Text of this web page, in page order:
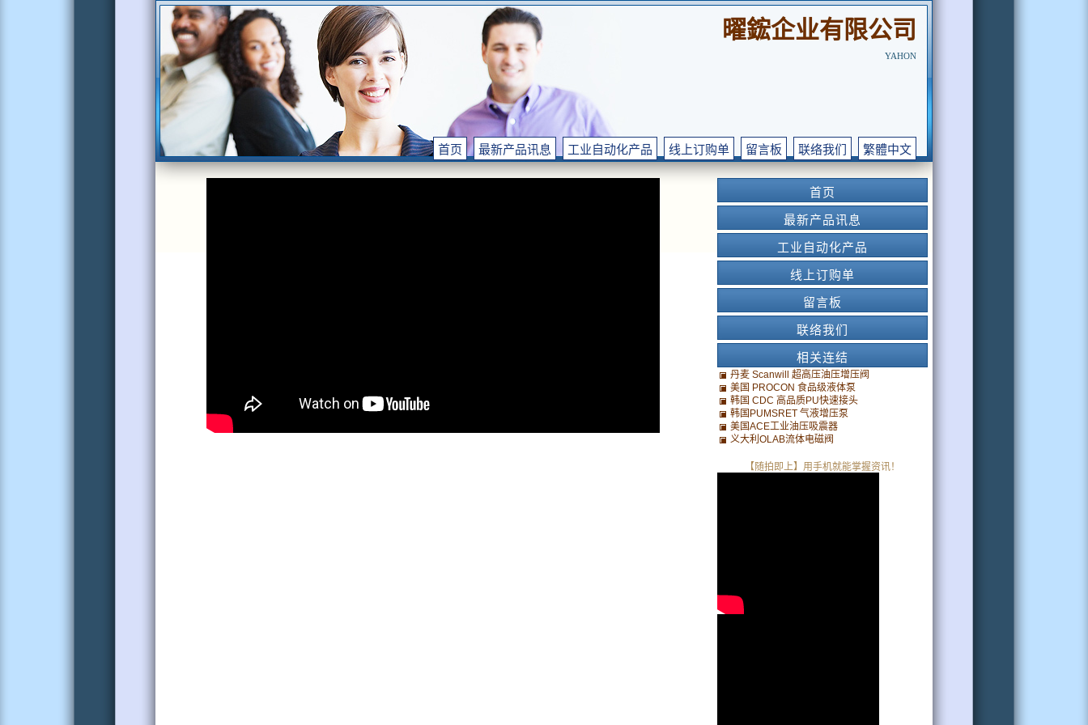
曜鋐企业有限公司
YAHON
首页 最新产品讯息 工业自动化产品 线上订购单 留言板 联络我们 繁體中文
首页
最新产品讯息
工业自动化产品
线上订购单
留言板
联络我们
相关连结
丹麦 Scanwill 超高压油压增压阀
美国 PROCON 食品级液体泵
韩国 CDC 高品质PU快速接头
韩国PUMSRET 气液增压泵
美国ACE工业油压吸震器
义大利OLAB流体电磁阀
【随拍即上】用手机就能掌握资讯！